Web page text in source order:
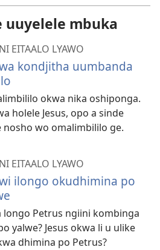
uuyelele mbuka
EITAALO LYAWO
kondjitha uumbanda
okwa nika oshiponga.
holele Jesus, opo a sinde
nosho wo omalimbililo ge.
EITAALO LYAWO
ilongo okudhimina po
longo Petrus ngiini kombinga
yalwe? Jesus okwa li u ulike
dhimina po Petrus?